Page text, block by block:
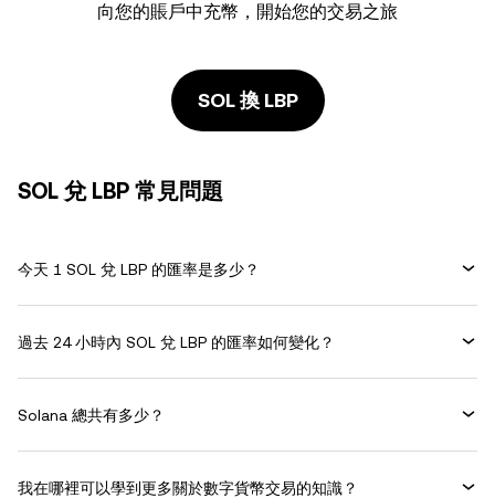
向您的賬戶中充幣，開始您的交易之旅
SOL 換 LBP
SOL 兌 LBP 常見問題
今天 1 SOL 兌 LBP 的匯率是多少？
過去 24 小時內 SOL 兌 LBP 的匯率如何變化？
Solana 總共有多少？
我在哪裡可以學到更多關於數字貨幣交易的知識？